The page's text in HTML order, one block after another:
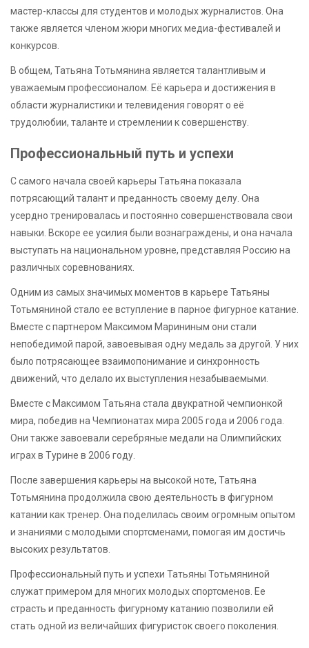
мастер-классы для студентов и молодых журналистов. Она
также является членом жюри многих медиа-фестивалей и
конкурсов.
В общем, Татьяна Тотьмянина является талантливым и
уважаемым профессионалом. Её карьера и достижения в
области журналистики и телевидения говорят о её
трудолюбии, таланте и стремлении к совершенству.
Профессиональный путь и успехи
С самого начала своей карьеры Татьяна показала
потрясающий талант и преданность своему делу. Она
усердно тренировалась и постоянно совершенствовала свои
навыки. Вскоре ее усилия были вознаграждены, и она начала
выступать на национальном уровне, представляя Россию на
различных соревнованиях.
Одним из самых значимых моментов в карьере Татьяны
Тотьмяниной стало ее вступление в парное фигурное катание.
Вместе с партнером Максимом Марининым они стали
непобедимой парой, завоевывая одну медаль за другой. У них
было потрясающее взаимопонимание и синхронность
движений, что делало их выступления незабываемыми.
Вместе с Максимом Татьяна стала двукратной чемпионкой
мира, победив на Чемпионатах мира 2005 года и 2006 года.
Они также завоевали серебряные медали на Олимпийских
играх в Турине в 2006 году.
После завершения карьеры на высокой ноте, Татьяна
Тотьмянина продолжила свою деятельность в фигурном
катании как тренер. Она поделилась своим огромным опытом
и знаниями с молодыми спортсменами, помогая им достичь
высоких результатов.
Профессиональный путь и успехи Татьяны Тотьмяниной
служат примером для многих молодых спортсменов. Ее
страсть и преданность фигурному катанию позволили ей
стать одной из величайших фигуристок своего поколения.